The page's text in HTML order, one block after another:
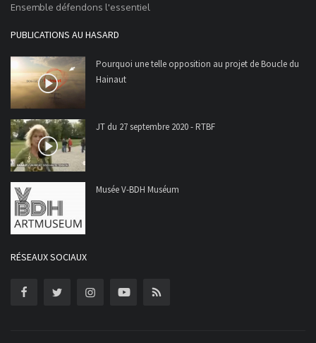
Ensemble défendons l'essentiel
PUBLICATIONS AU HASARD
Pourquoi une telle opposition au projet de Boucle du
Hainaut
JT du 27 septembre 2020 - RTBF
Musée V-BDH Muséum
RÉSEAUX SOCIAUX